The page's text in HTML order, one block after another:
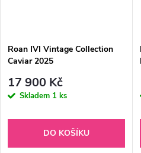
Roan IVI Vintage Collection
Caviar 2025
17 900 Kč
Skladem 1 ks
DO KOŠÍKU